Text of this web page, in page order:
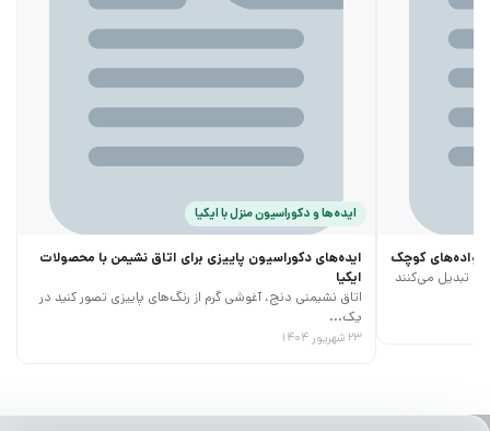
کوچک
تبدیل می‌کنند
ایده‌ها و دکوراسیون منزل با ایکیا
ایده‌های دکوراسیون پاییزی برای اتاق نشیمن با محصولات
ایکیا
اتاق نشیمنی دنج، آغوشی گرم از رنگ‌های پاییزی تصور کنید در
یک...
۲۳ شهریور ۱۴۰۴